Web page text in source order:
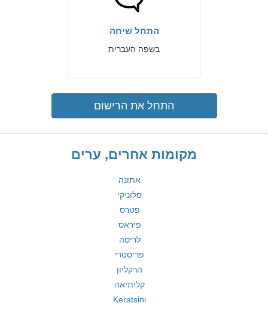
התחל שיחה
בשפה העברית
התחל את הרישום
מקומות אחרים, ערים
אתונה
סלוניקי
פטרס
פיראס
לריסה
פריסטרי
הרקליון
קליתיאה
Keratsini